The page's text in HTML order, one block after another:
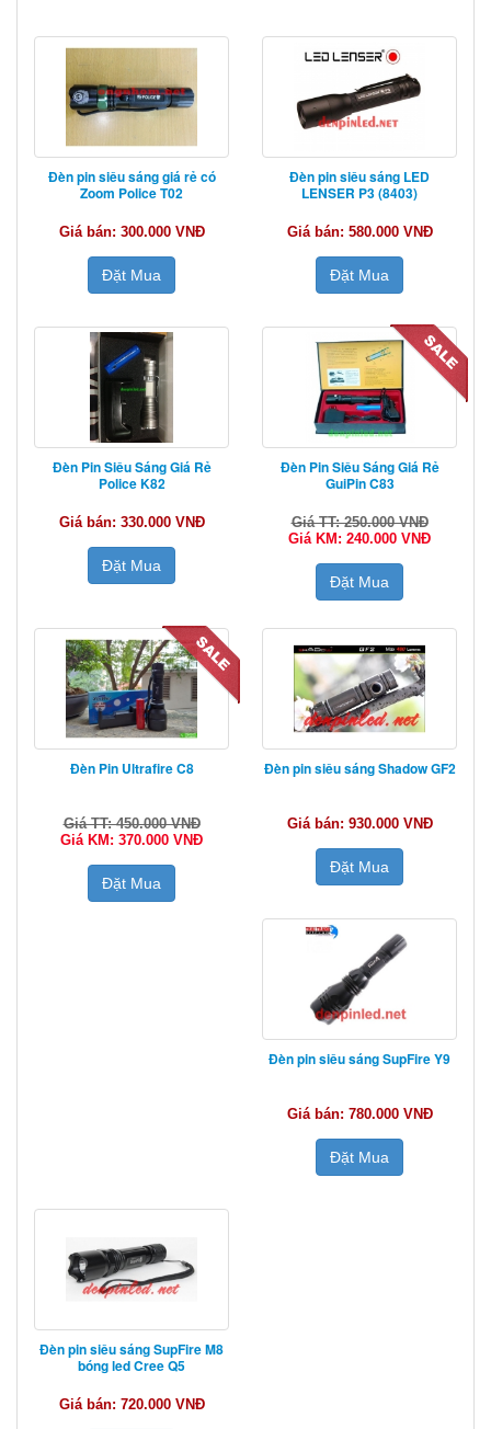
Đèn pin siêu sáng giá rẻ có
Zoom Police T02
Giá bán: 300.000 VNĐ
Đặt Mua
Đèn pin siêu sáng LED
LENSER P3 (8403)
Giá bán: 580.000 VNĐ
Đặt Mua
Đèn Pin Siêu Sáng Giá Rẻ
Police K82
Giá bán: 330.000 VNĐ
Đặt Mua
Đèn Pin Siêu Sáng Giá Rẻ
GuiPin C83
Giá TT: 250.000 VNĐ
Giá KM: 240.000 VNĐ
Đặt Mua
Đèn Pin Ultrafire C8
Giá TT: 450.000 VNĐ
Giá KM: 370.000 VNĐ
Đặt Mua
Đèn pin siêu sáng Shadow GF2
Giá bán: 930.000 VNĐ
Đặt Mua
Đèn pin siêu sáng SupFire Y9
Giá bán: 780.000 VNĐ
Đặt Mua
Đèn pin siêu sáng SupFire M8
bóng led Cree Q5
Giá bán: 720.000 VNĐ